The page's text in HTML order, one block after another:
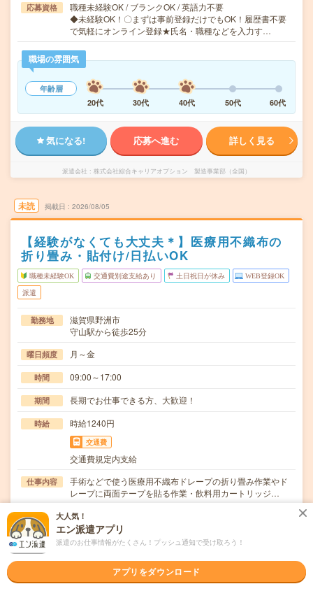
応募資格
職種未経験OK / ブランクOK / 英語力不要
◆未経験OK！〇まずは事前登録だけでもOK！履歴書不要
で気軽にオンライン登録★氏名・職種などを入力す…
職場の雰囲気
年齢層
20代
30代 40代 50代 60代
気になる! 応募へ進む 詳しく見る
派遣会社 株式会社綜合キャリアオプション 製造事業部（全国）
未読 掲載日 2026/08/05
【経験がなくても大丈夫＊】医療用不織布の
折り畳み・貼付け/日払いOK
職種未経験OK 交通費別途支給あり 土日祝日が休み WEB登録OK
派遣
勤務地
滋賀県野洲市
守山駅から徒歩25分
曜日頻度 月～金
時間 09:00～17:00
期間 長期でお仕事できる方、大歓迎！
時給 時給1240円
交通費
交通費規定内支給
仕事内容
手術などで使う医療用不織布ドレープの折り畳み作業やド
レープに両面テープを貼る作業・飲料用カートリッジ…
応募資格
職種未経験OK / ブランクOK / 英語力不要
◆未経験OK！〇まずは事前登録だけでもOK！履歴書不要
で気軽にオンライン登録★氏名・職種などを入力す…
大人気！
エン派遣アプリ
派遣のお仕事情報がたくさん！プッシュ通知で受け取ろう！
アプリをダウンロード